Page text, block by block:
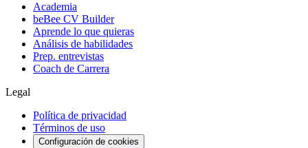
Academia
beBee CV Builder
Aprende lo que quieras
Análisis de habilidades
Prep. entrevistas
Coach de Carrera
Legal
Política de privacidad
Términos de uso
Configuración de cookies